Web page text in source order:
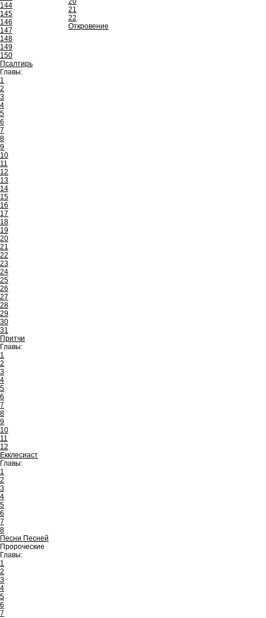
144
145
146
147
148
149
150
Псалтирь
Главы:
1
2
3
4
5
6
7
8
9
10
11
12
13
14
15
16
17
18
19
20
21
22
23
24
25
26
27
28
29
30
31
Притчи
Главы:
1
2
3
4
5
6
7
8
9
10
11
12
Екклесиаст
Главы:
1
2
3
4
5
6
7
8
Песни Песней
Пророческие
Главы:
1
2
3
4
5
6
7
21
22
Откровение